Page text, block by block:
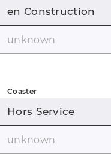
en Construction
unknown
Coaster
Hors Service
unknown